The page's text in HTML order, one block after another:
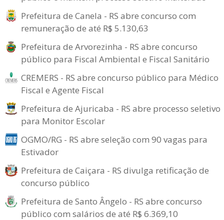
Prefeitura de Canela - RS abre concurso com
remuneração de até R$ 5.130,63
Prefeitura de Arvorezinha - RS abre concurso
público para Fiscal Ambiental e Fiscal Sanitário
CREMERS - RS abre concurso público para Médico
Fiscal e Agente Fiscal
Prefeitura de Ajuricaba - RS abre processo seletivo
para Monitor Escolar
OGMO/RG - RS abre seleção com 90 vagas para
Estivador
Prefeitura de Caiçara - RS divulga retificação de
concurso público
Prefeitura de Santo Ângelo - RS abre concurso
público com salários de até R$ 6.369,10